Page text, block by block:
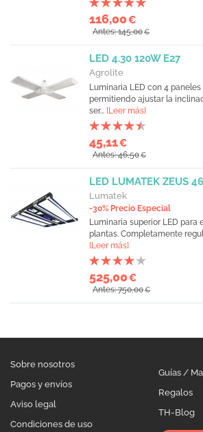
116,00€
Antes: 145,00€
LED 4.30 120W E27
Agrolite
Luminaria LED con 4
permitiendo ajustar la
ser... [Leer más]
45,11€
Antes: 46,50€
LED LUMATEK ZEUS
Lumatek
-30% Precio Especial
Luminaria superior LED
plantas. Completamente
[Leer más]
525,00€
Antes: 750,00€
Sobre nosotros
Pagos y envíos
Aviso legal
Condiciones de uso
Guías /
Regalos
TH-Blog